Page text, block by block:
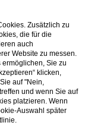
verfügen über
e-
Zusätzlich zu
die für die
auch
Website zu messen.
Sie zu
klicken,
auf "Nein,
und wenn Sie auf
platzieren. Wenn
Auswahl später